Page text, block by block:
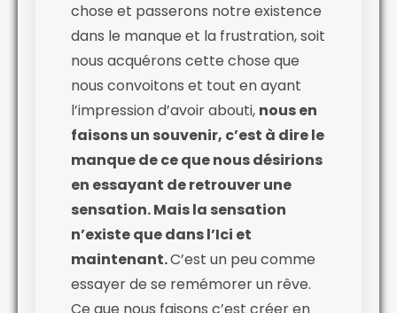
chose et passerons notre existence
dans le manque et la frustration, soit
nous acquérons cette chose que
nous convoitons et tout en ayant
l’impression d’avoir abouti, nous en
faisons un souvenir, c’est à dire le
manque de ce que nous désirions
en essayant de retrouver une
sensation. Mais la sensation
n’existe que dans l’Ici et
maintenant.C’est un peu comme
essayer de se remémorer un rêve.